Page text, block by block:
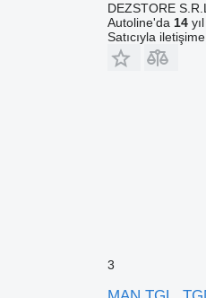
DEZSTORE S.R.L.
Autoline'da 14yıl
Satıcıyla
3